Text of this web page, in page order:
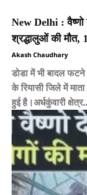
New Delhi : वैष्णो
श्रद्धालुओं की मौत,
Akash Chaudhary
डोडा में भी बादल
के रियासी जिले में
हुई है।अर्धकुंवारी